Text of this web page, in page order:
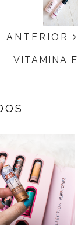
ANTERIOR
VITAMINA E